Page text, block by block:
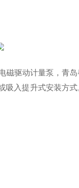
驱动计量泵，青岛
入提升式安装方